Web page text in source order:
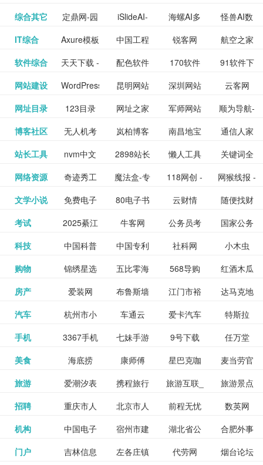
全 频
包括上映
影片的影
讯查询及
购票服
务。你可
和看过的
电影电视
剧，顺便
打分、写
味，豆瓣
电影会推
_www.sanmao.com.cn_
素材免费
图库
nas论
坛|nas1.cn|nas1|nas
流社区
文写作-AI
毕业设计-
PPT模板
生成
作 - 国内
领先的AI
图片、文
案创作平
讯飞星火-
懂我的AI
助手
更多>>
综合其它 定鼎网-园
林景观建
筑室内设
iSlideAI-
一键生成
PPT模板
海螺AI多
模态大语
言模型
怪兽AI数
字人
九章开物 更多>>
IT综合 Axure模板
网
中国工程
科技知识
中心
锐客网
航空之家
牛品汇
更多>>
软件综合 天天下载 -
绿色精品
软件应用
配色软件
园
170软件
下载站
91软件下
载
yx12345
下载站
更多>>
网站建设 WordPress
主题模板
下载_爱主
昆明网站
建设
深圳网站
建设
云客网
SEO众包
服务平台
深圳网站
建设
更多>>
网址目录 123目录
网
网址之家 军师网站
目录网址
大全
顺为导航-
办公运营
工具导航
易推分类
目录网
更多>>
博客社区 无人机考
证资讯网
岚柏博客 南昌地宝
网_南昌论
坛
通信人家
园
精易论坛 更多>>
站长工具 nvm中文
网
2898站长
资源平台
懒人工具 关键词全
网指数查
询
SEO工具
- 站长之家
更多>>
网络资源 奇迹秀工
具箱-设计
师必备设
辅助神器
魔法盒-专
业的游戏
动画特效
118网创 -
创业项目
资源分享
网猴线报 -
一个简单
且纯粹的
网站
线报酷 -
专注线报
活动
更多>>
文学小说 免费电子
书下载
网,txt小说
完结txt小
说-书本网
80电子书
_八零电子
书_80txt_
云财情 随便找财
经网
钱如故 更多>>
考试 2025綦江
区中考志
愿填报系
牛客网 公务员考
试-中公教
育网
国家公务
员局
公务员考
试信息网
更多>>
科技 中国科普
博览
中国专利
信息网
社科网
小木虫
中国科学
院
更多>>
购物 锦绣星选
海淘
五比零海
淘网
568导购
网
红酒木瓜
靓汤官网
淘宝 更多>>
房产 爱装网 布鲁斯墙
纸
江门市裕
华墙纸
达马克地
产
格莱美墙
纸
更多>>
汽车 杭州市小
客车总量
调控管理
车通云 爱卡汽车
导购
特斯拉
百度有驾
网
更多>>
手机 3367手机
游戏
七妹手游 9号下载
任万堂
游戏邦
更多>>
美食 海底捞 康师傅 星巴克咖
啡
麦当劳官
网
心食谱网 更多>>
旅游 爱潮汐表 携程旅行
网
旅游互联_
景点门票
预订
旅游景点
点评-猫途
鹰
北京旅游
网
更多>>
招聘 重庆市人
力资源和
社会保障
北京市人
力资源和
社会保障
前程无忧
招聘网
数英网
聘才网
更多>>
机构 中国电子
检验检疫
宿州市建
委网
湖北省公
管局
合肥外事
办
湖北省粮 更多>>
门户 吉林信息 左各庄镇 代劳网
烟台论坛